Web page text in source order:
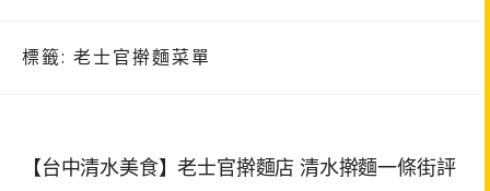
標籤: 老士官擀麵菜單
【台中清水美食】老士官擀麵店 清水擀麵一條街評